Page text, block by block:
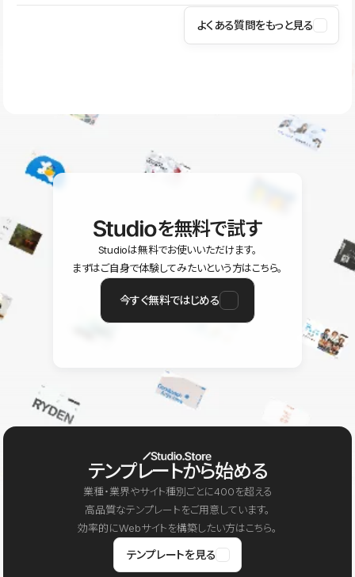
はSSL/TLSによる通信暗号化に対応しており、悪質なスクリプトの
操作方法や機能については、ヘルプセンターでご確認いただけま
ユーザー同士で質問・相談できるコミュニティもご利用ください。
よくある質問をもっと見る
を無料で試す
Studioは無料でお使いいただけます。
まずはご自身で体験してみたいという方はこちら。
今すぐ無料ではじめる
テンプレートから始める
業種・業界やサイト種別ごとに400を超える
高品質なテンプレートをご用意しています。
効率的にWebサイトを構築したい方はこちら。
テンプレートを見る